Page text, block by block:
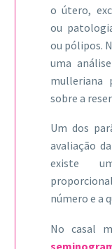
o útero,
ou
ou pólipos.
uma
mulleriana
sobre a
Um dos
avaliação
existe
número e a
No casal